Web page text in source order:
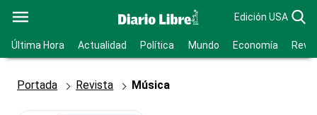
Edición USA
Última Hora Actualidad Política Mundo Economía
Portada Revista Música